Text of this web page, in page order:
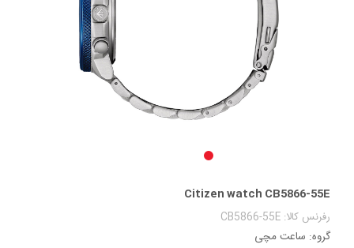
Citizen watch CB5866-55E
رفرنس کالا: CB5866-55E
گروه: ساعت مچی